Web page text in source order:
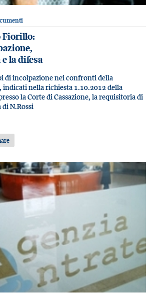
Fiorillo:
la difesa
di incolpazione nei confronti della
nella richiesta 1.10.2012 della
la Corte di Cassazione, la requisitoria di
di N.Rossi